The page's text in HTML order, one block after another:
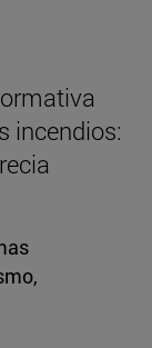
incendios: